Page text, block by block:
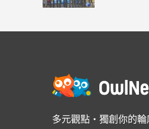
多元觀點・獨創你的輪